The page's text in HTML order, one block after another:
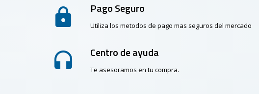
Pago Seguro
Utiliza los metodos de pago mas seguros del mercado
Centro de ayuda
Te asesoramos en tu compra.